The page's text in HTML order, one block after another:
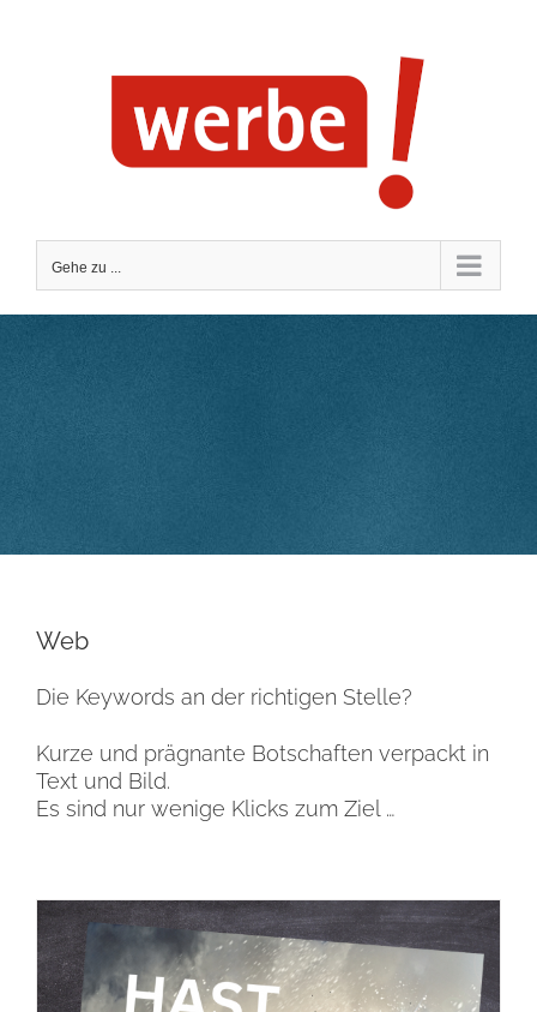
Gehe zu ...
Web
Die Keywords an der richtigen Stelle?
Kurze und prägnante Botschaften verpackt in
Text und Bild.
Es sind nur wenige Klicks zum Ziel …